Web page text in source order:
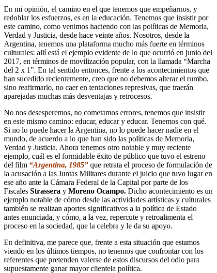
En mi opinión, el camino en el que tenemos que empeñarnos, y
redoblar los esfuerzos, es en la educación. Tenemos que insistir por
este camino, como venimos haciendo con las políticas de Memoria,
Verdad y Justicia, desde hace veinte años. Nosotros, desde la
Argentina, tenemos una plataforma mucho más fuerte en términos
culturales: allí está el ejemplo evidente de lo que ocurrió en junio del
2017, en términos de movilización popular, con la llamada “Marcha
del 2 x 1”. En tal sentido entonces, frente a los acontecimientos que
han sucedido recientemente, creo que no debemos alterar el rumbo,
sino reafirmarlo, no caer en tentaciones represivas, que traerán
aparejadas muchas más desventajas y retrocesos.
No nos desesperemos, no cometamos errores, tenemos que insistir
en este mismo camino: educar, educar y educar. Tenemos con qué.
Si no lo puede hacer la Argentina, no lo puede hacer nadie en el
mundo, de acuerdo a lo que han sido las políticas de Memoria,
Verdad y Justicia. Ahora tenemos otro notable y muy reciente
ejemplo, cuál es el formidable éxito de público que tuvo el estreno
del film “Argentina, 1985” que retrata el proceso de formulación de
la acusación a las Juntas Militares durante el juicio que tuvo lugar en
ese año ante la Cámara Federal de la Capital por parte de los
Fiscales Strassera y Moreno Ocampo. Dicho acontecimiento es un
ejemplo notable de cómo desde las actividades artísticas y culturales
también se realizan aportes significativos a la política de Estado
antes enunciada, y cómo, a la vez, repercute y retroalimenta el
proceso en la sociedad, que la celebra y le da su apoyo.
En definitiva, me parece que, frente a esta situación que estamos
viendo en los últimos tiempos, no tenemos que confrontar con los
referentes que pretenden valerse de estos discursos del odio para
supuestamente ganar mayor clientela política.